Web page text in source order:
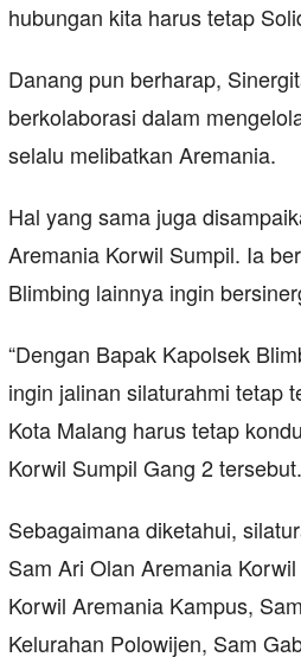
hubungan kita harus tetap
Danang pun berharap,
berkolaborasi dalam
selalu melibatkan Aremania.
Hal yang sama juga
Aremania Korwil Sumpil. Ia
Blimbing lainnya ingin
“Dengan Bapak Kapolsek
ingin jalinan silaturahmi tetap
Kota Malang harus tetap
Korwil Sumpil Gang 2 tersebut.
Sebagaimana diketahui,
Sam Ari Olan Aremania
Korwil Aremania Kampus,
Kelurahan Polowijen, Sam